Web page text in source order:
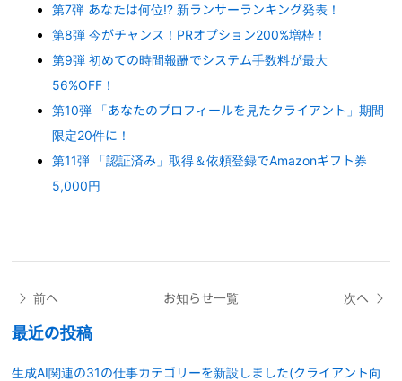
第7弾 あなたは何位⁉︎ 新ランサーランキング発表！
第8弾 今がチャンス！PRオプション200%増枠！
第9弾 初めての時間報酬でシステム手数料が最大
56%OFF！
第10弾 「あなたのプロフィールを見たクライアント」期間
限定20件に！
第11弾 「認証済み」取得＆依頼登録でAmazonギフト券
5,000円
前へ お知らせ一覧 次へ
最近の投稿
生成AI関連の31の仕事カテゴリーを新設しました(クライアント向